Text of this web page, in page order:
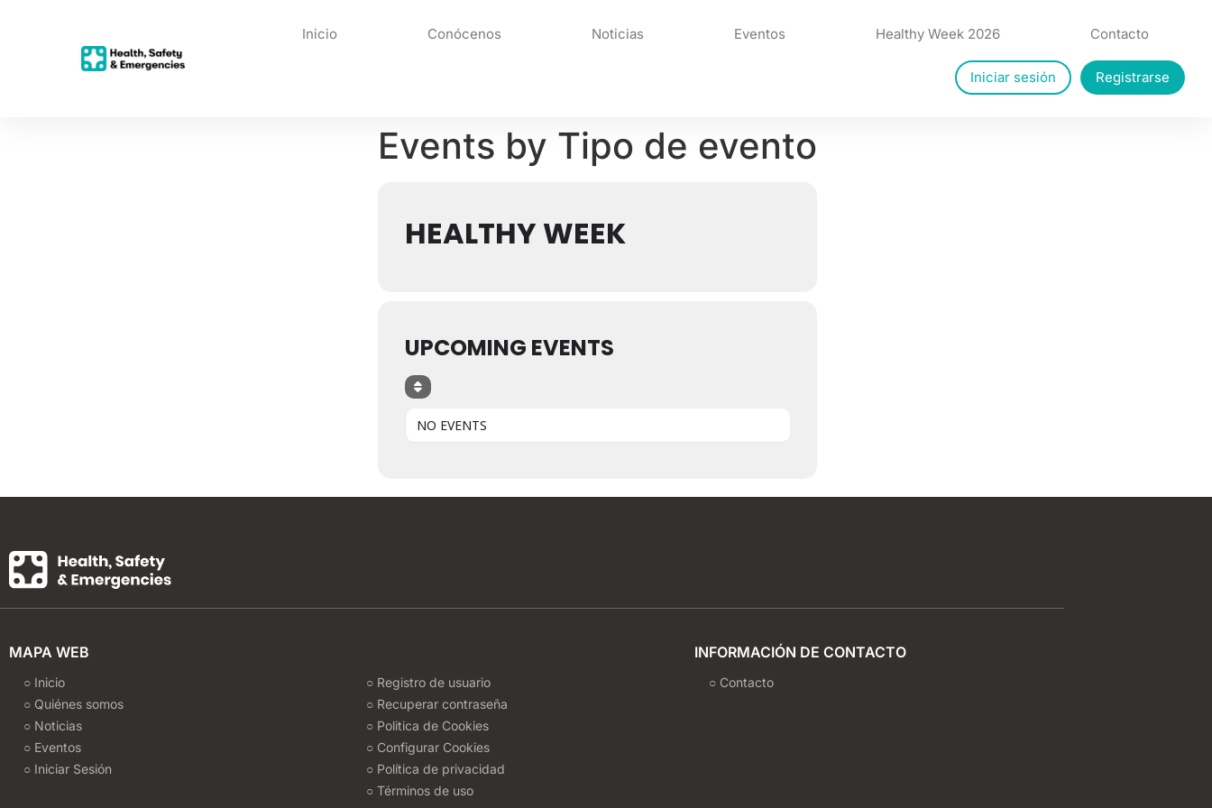
Inicio Conócenos Noticias Eventos Healthy Week 2026 Contacto
Iniciar sesión Registrarse
Events by Tipo de evento
HEALTHY WEEK
UPCOMING EVENTS
NO EVENTS
MAPA WEB
○ Inicio
○ Quiénes somos
○ Noticias
○ Eventos
○ Iniciar Sesión
○ Registro de usuario
○ Recuperar contraseña
○ Politica de Cookies
○ Configurar Cookies
○ Política de privacidad
○ Términos de uso
INFORMACIÓN DE CONTACTO
○ Contacto